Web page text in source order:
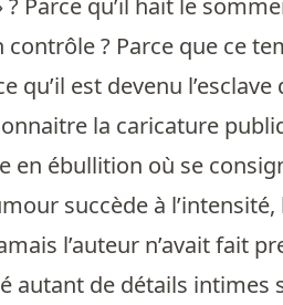
Parce qu’il hait le
contrôle ? Parce que ce
qu’il est devenu
la caricature
en ébullition où se
succède à
l’auteur n’avait fait
autant de détails intimes